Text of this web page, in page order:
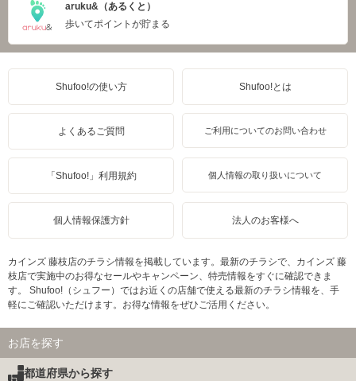
aruku&（あるくと）
歩いてポイントが貯まる
Shufoo!の使い方 Shufoo!とは
よくあるご質問 ご利用についてのお問い合わせ
「Shufoo!」利用規約 個人情報の取り扱いについて
個人情報保護方針 法人のお客様へ
カインズ 藤枝店のチラシ情報を掲載しています。最新のチラシで、カインズ 藤
枝店で実施中のお得なセールやキャンペーン、特売情報をすぐに確認できま
す。 Shufoo!（シュフー）ではお近くの店舗で使える最新のチラシ情報を、手
軽にご確認いただけます。お得な情報をぜひご活用ください。
お店を探す
都道府県から探す